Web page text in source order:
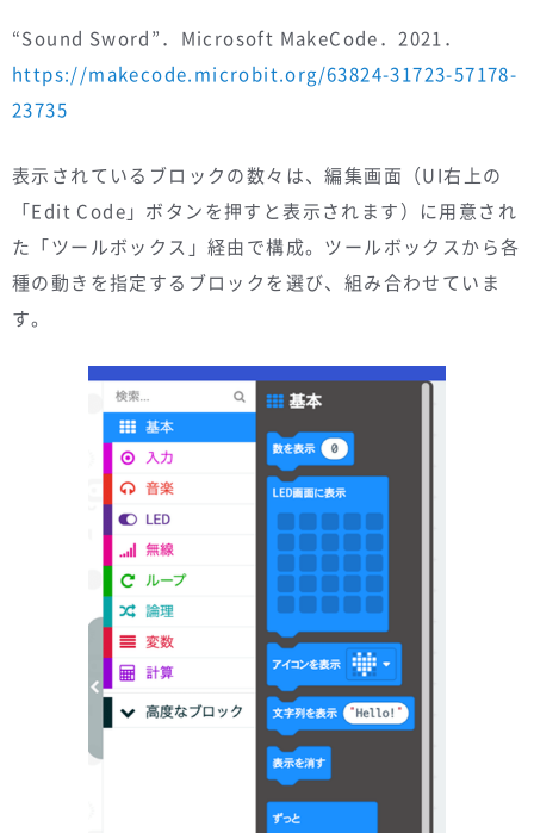
“Sound Sword”．Microsoft MakeCode．2021．
https://makecode.microbit.org/63824-31723-57178-
23735
表示されているブロックの数々は、編集画面（UI右上の
「Edit Code」ボタンを押すと表示されます）に用意され
た「ツールボックス」経由で構成。ツールボックスから各
種の動きを指定するブロックを選び、組み合わせていま
す。